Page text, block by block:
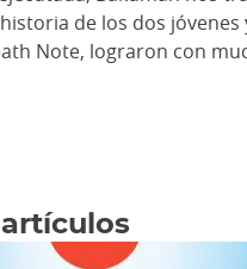
de los dos
Note, lograron con